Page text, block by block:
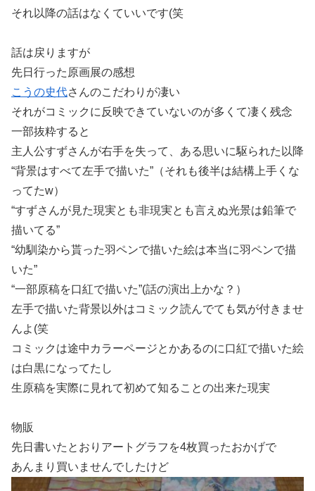
それ以降の話はなくていいです(笑
話は戻りますが
先日行った原画展の感想
こうの史代さんのこだわりが凄い
それがコミックに反映できていないのが多くて凄く残念
一部抜粋すると
主人公すずさんが右手を失って、ある思いに駆られた以降
“背景はすべて左手で描いた”（それも後半は結構上手くな
ってたw）
“すずさんが見た現実とも非現実とも言えぬ光景は鉛筆で
描いてる”
“幼馴染から貰った羽ペンで描いた絵は本当に羽ペンで描
いた”
“一部原稿を口紅で描いた”(話の演出上かな？）
左手で描いた背景以外はコミック読んでても気が付きませ
んよ(笑
コミックは途中カラーページとかあるのに口紅で描いた絵
は白黒になってたし
生原稿を実際に見れて初めて知ることの出来た現実
物販
先日書いたとおりアートグラフを4枚買ったおかげで
あんまり買いませんでしたけど